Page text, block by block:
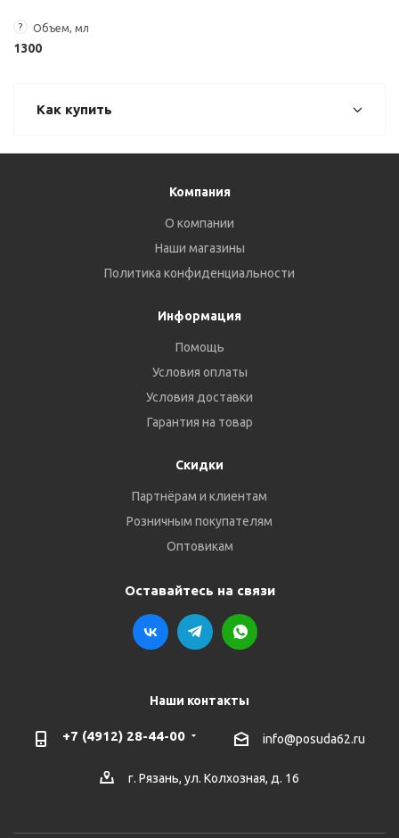
? Объем, мл
1300
Как купить
Компания
О компании
Наши магазины
Политика конфиденциальности
Информация
Помощь
Условия оплаты
Условия доставки
Гарантия на товар
Скидки
Партнёрам и клиентам
Розничным покупателям
Оптовикам
Оставайтесь на связи
Наши контакты
+7 (4912) 28-44-00 info@posuda62.ru
г. Рязань, ул. Колхозная, д. 16